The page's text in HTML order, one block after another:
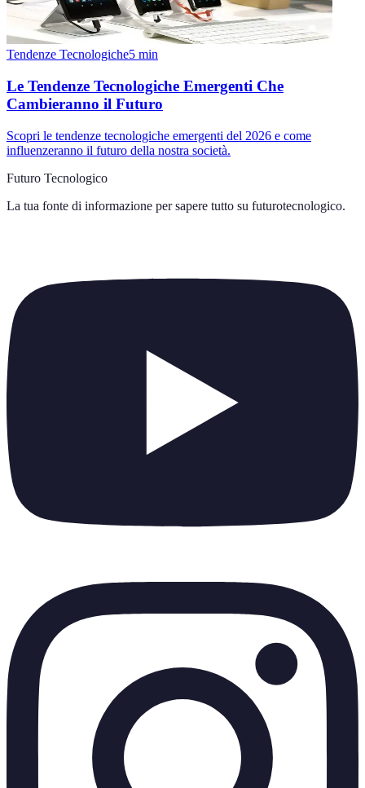
Tendenze Tecnologiche5 min
Le Tendenze Tecnologiche Emergenti Che
Cambieranno il Futuro
Scopri le tendenze tecnologiche emergenti del 2026 e come
influenzeranno il futuro della nostra società.
Futuro Tecnologico
La tua fonte di informazione per sapere tutto su futurotecnologico.